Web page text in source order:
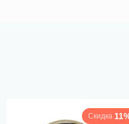
Скидка